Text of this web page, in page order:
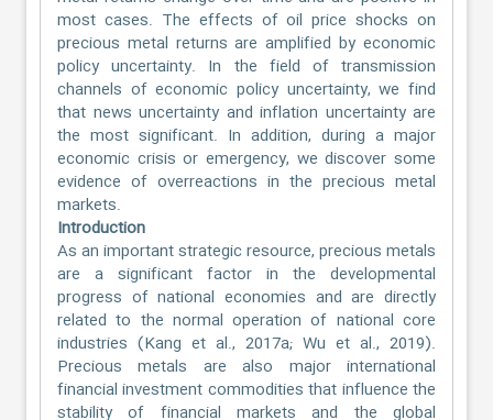
most cases. The effects of oil price shocks on
precious metal returns are amplified by economic
policy uncertainty. In the field of transmission
channels of economic policy uncertainty, we find
that news uncertainty and inflation uncertainty are
the most significant. In addition, during a major
economic crisis or emergency, we discover some
evidence of overreactions in the precious metal
markets.
Introduction
As an important strategic resource, precious metals
are a significant factor in the developmental
progress of national economies and are directly
related to the normal operation of national core
industries (Kang et al., 2017a; Wu et al., 2019).
Precious metals are also major international
financial investment commodities that influence the
stability of financial markets and the global